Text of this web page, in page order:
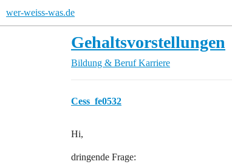
wer-weiss-was.de
Gehaltsvorstellungen
Bildung & Beruf Karriere
Cess_fe0532
Hi,
dringende Frage: